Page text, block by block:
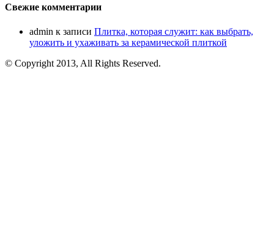
Свежие комментарии
admin к записи Плитка, которая служит: как выбрать,
уложить и ухаживать за керамической плиткой
© Copyright 2013, All Rights Reserved.